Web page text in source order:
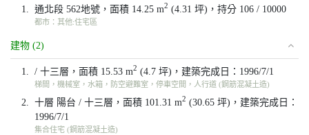
1. 通北段 562地號，面積 14.25 m2 (4.31 坪)，持分 106 / 10000
都市：其他:住宅區
建物 (2)
1. / 十三層，面積 15.53 m2 (4.7 坪)，建築完成日：1996/7/1
梯間，機械室，水箱，防空避難室，停車空間，人行道 (鋼筋混凝土造)
2. 十層 陽台 / 十三層，面積 101.31 m2 (30.65 坪)，建築完成日：
1996/7/1
集合住宅 (鋼筋混凝土造)